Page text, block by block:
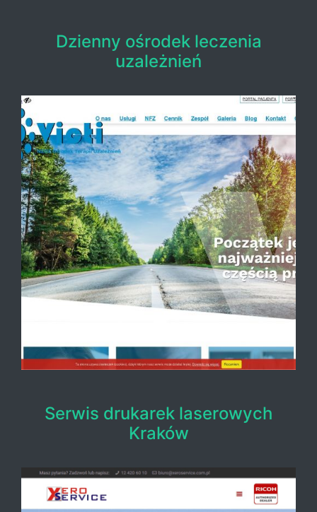
Dzienny ośrodek leczenia
uzależnień
Serwis drukarek laserowych
Kraków